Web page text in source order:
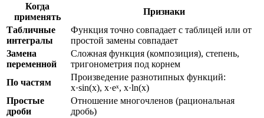
Когда
применять
Признаки
Табличные
интегралы
Функция точно совпадает с таблицей или от
простой замены совпадает
Замена
переменной
Сложная функция (композиция), степень,
тригонометрия под корнем
По частям
Произведение разнотипных функций:
x·sin(x), x·eˣ, x·ln(x)
Простые
дроби
Отношение многочленов (рациональная
дробь)